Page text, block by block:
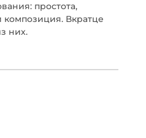
простота,
композиция. Вкратце
них.